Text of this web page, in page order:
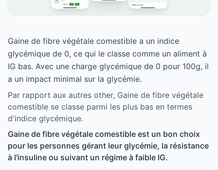
Gaine de fibre végétale comestible a un indice
glycémique de 0, ce qui le classe comme un aliment à
IG bas. Avec une charge glycémique de 0 pour 100g, il
a un impact minimal sur la glycémie.
Par rapport aux autres other, Gaine de fibre végétale
comestible se classe parmi les plus bas en termes
d'indice glycémique.
Gaine de fibre végétale comestible est un bon choix
pour les personnes gérant leur glycémie, la résistance
à l'insuline ou suivant un régime à faible IG.